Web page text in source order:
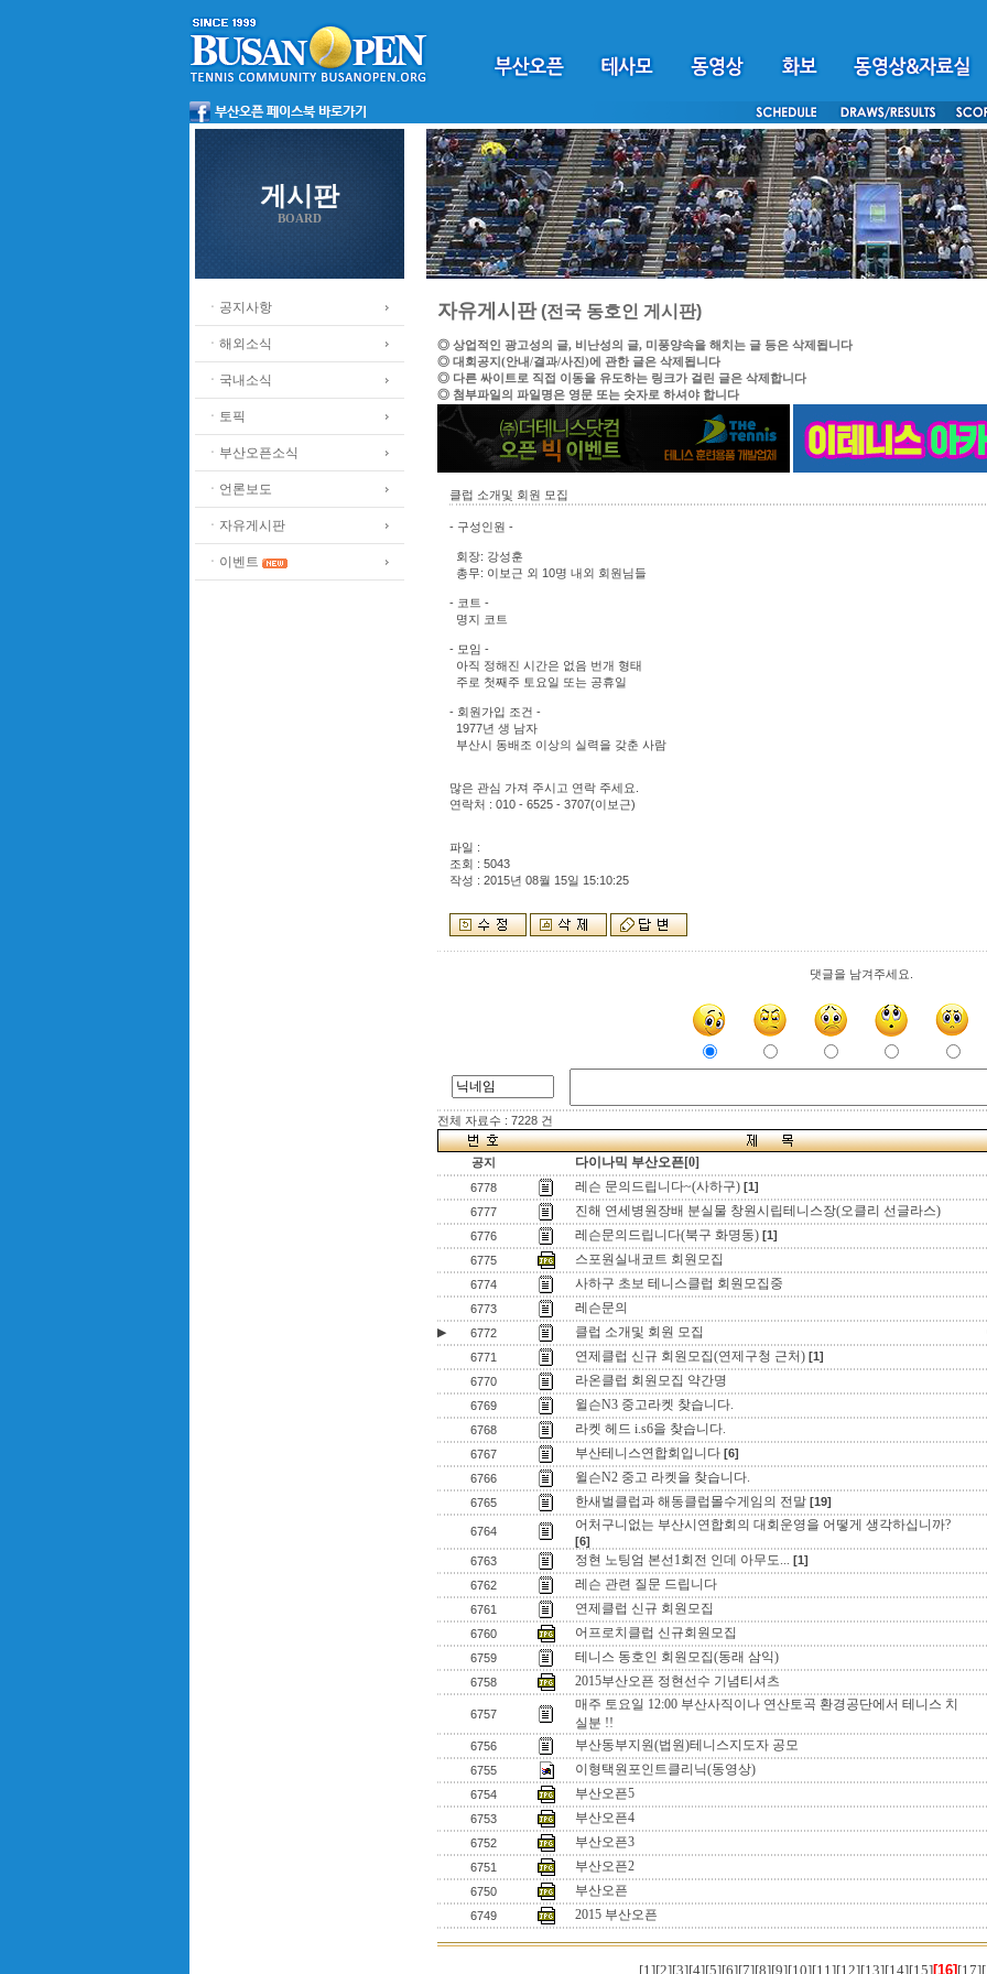
게시판
BOARD
ㆍ공지사항
ㆍ해외소식
ㆍ국내소식
ㆍ토픽
ㆍ부산오픈소식
ㆍ언론보도
ㆍ자유게시판
ㆍ이벤트
자유게시판(전국 동호인 게시판)
◎ 상업적인 광고성의 글, 비난성의 글, 미풍양속을 해치는 글 등은 삭제됩니다
◎ 대회공지(안내/결과/사진)에 관한 글은 삭제됩니다
◎ 다른 싸이트로 직접 이동을 유도하는 링크가 걸린 글은 삭제합니다
◎ 첨부파일의 파일명은 영문 또는 숫자로 하셔야 합니다
클럽 소개및 회원 모집
- 구성인원 -
회장: 강성훈
총무: 이보근 외 10명 내외 회원님들
- 코트 -
명지 코트
- 모임 -
아직 정해진 시간은 없음 번개 형태
주로 첫째주 토요일 또는 공휴일
- 회원가입 조건 -
1977년 생 남자
부산시 동배조 이상의 실력을 갖춘 사람
많은 관심 가져 주시고 연락 주세요.
연락처 : 010 - 6525 - 3707(이보근)
파일 :
조회 : 5043
작성 : 2015년 08월 15일 15:10:25
댓글을 남겨주세요.
전체 자료수 : 7228 건
공지 다이나믹 부산오픈[0]
6778
레슨 문의드립니다~(사하구) [1]
6777
진해 연세병원장배 분실물 창원시립테니스장(오클리 선글라스)
6776
레슨문의드립니다(북구 화명동) [1]
6775
스포원실내코트 회원모집
6774
사하구 초보 테니스클럽 회원모집중
6773
레슨문의
▶
6772 클럽 소개및 회원 모집
6771
연제클럽 신규 회원모집(연제구청 근처) [1]
6770
라온클럽 회원모집 약간명
6769
윌슨N3 중고라켓 찾습니다.
6768
라켓 헤드 i.s6을 찾습니다.
6767
부산테니스연합회입니다 [6]
6766
윌슨N2 중고 라켓을 찾습니다.
6765
한새벌클럽과 해동클럽몰수게임의 전말 [19]
6764 어처구니없는 부산시연합회의 대회운영을 어떻게 생각하십니까?
[6]
6763 정현 노팅엄 본선1회전 인데 아무도... [1]
6762
레슨 관련 질문 드립니다
6761
연제클럽 신규 회원모집
6760
어프로치클럽 신규회원모집
6759
테니스 동호인 회원모집(동래 삼익)
6758
2015부산오픈 정현선수 기념티셔츠
6757
매주 토요일 12:00 부산사직이나 연산토곡 환경공단에서 테니스 치
실분 !!
6756 부산동부지원(법원)테니스지도자 공모
6755
이형택원포인트클리닉(동영상)
6754
부산오픈5
6753
부산오픈4
6752
부산오픈3
6751
부산오픈2
6750
부산오픈
6749
2015 부산오픈
[1][2][3][4][5][6][7][8][9][10][11][12][13][14][15][16] [17]